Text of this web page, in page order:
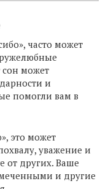
часто может
может
и
помогли вам в
это может
уважение и
от других. Ваше
и другие